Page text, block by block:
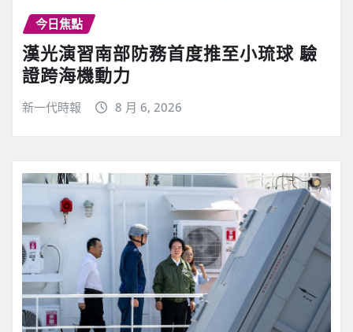
今日焦點
漢光演習南部防務首度推至小琉球 驗
證跨海機動力
新一代時報 8 月 6, 2026